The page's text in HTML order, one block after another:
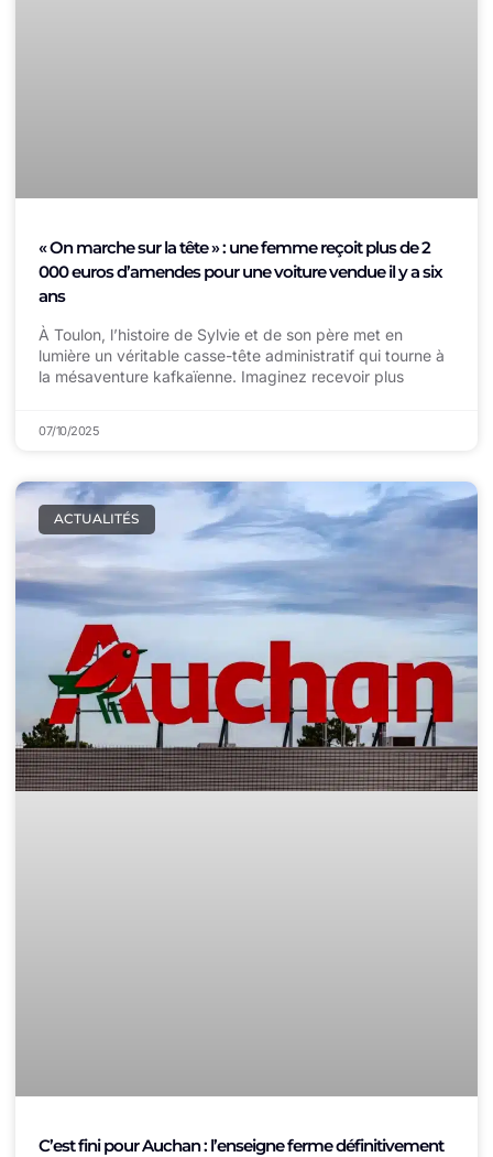
« On marche sur la tête » : une femme reçoit plus de 2
000 euros d’amendes pour une voiture vendue il y a six
ans
À Toulon, l’histoire de Sylvie et de son père met en
lumière un véritable casse-tête administratif qui tourne à
la mésaventure kafkaïenne. Imaginez recevoir plus
07/10/2025
ACTUALITÉS
C’est fini pour Auchan : l’enseigne ferme définitivement